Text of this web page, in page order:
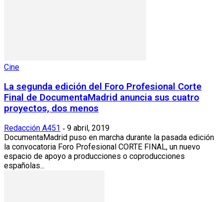
Cine
La segunda edición del Foro Profesional Corte
Final de DocumentaMadrid anuncia sus cuatro
proyectos, dos menos
Redacción A451 - 9 abril, 2019
DocumentaMadrid puso en marcha durante la pasada edición
la convocatoria Foro Profesional CORTE FINAL, un nuevo
espacio de apoyo a producciones o coproducciones
españolas...